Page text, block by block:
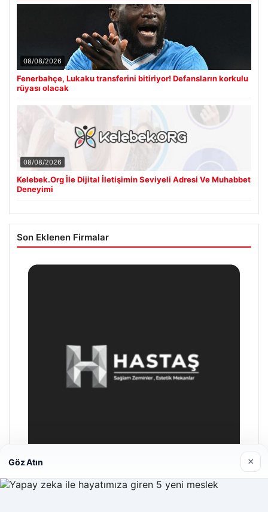
08/08/2026
Fenerbahçe, Lukaku transferini bitiriyor! Defansların korkulu
rüyası olacak
08/08/2026
Kelebek.Org İle Dijital İletişimin Seviyeli Adresi Ve Muhabbet
Deneyimi
Son Eklenen Firmalar
Göz Atın ×